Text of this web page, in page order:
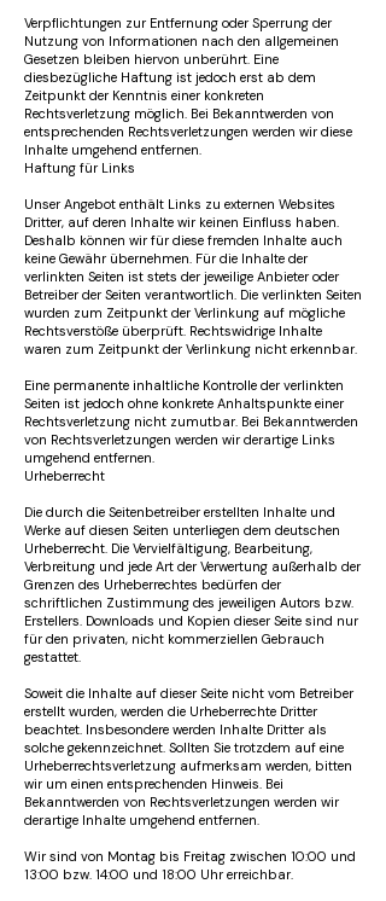
Verpflichtungen zur Entfernung oder Sperrung der
Nutzung von Informationen nach den allgemeinen
Gesetzen bleiben hiervon unberührt. Eine
diesbezügliche Haftung ist jedoch erst ab dem
Zeitpunkt der Kenntnis einer konkreten
Rechtsverletzung möglich. Bei Bekanntwerden von
entsprechenden Rechtsverletzungen werden wir diese
Inhalte umgehend entfernen.
Haftung für Links
Unser Angebot enthält Links zu externen Websites
Dritter, auf deren Inhalte wir keinen Einfluss haben.
Deshalb können wir für diese fremden Inhalte auch
keine Gewähr übernehmen. Für die Inhalte der
verlinkten Seiten ist stets der jeweilige Anbieter oder
Betreiber der Seiten verantwortlich. Die verlinkten Seiten
wurden zum Zeitpunkt der Verlinkung auf mögliche
Rechtsverstöße überprüft. Rechtswidrige Inhalte
waren zum Zeitpunkt der Verlinkung nicht erkennbar.
Eine permanente inhaltliche Kontrolle der verlinkten
Seiten ist jedoch ohne konkrete Anhaltspunkte einer
Rechtsverletzung nicht zumutbar. Bei Bekanntwerden
von Rechtsverletzungen werden wir derartige Links
umgehend entfernen.
Urheberrecht
Die durch die Seitenbetreiber erstellten Inhalte und
Werke auf diesen Seiten unterliegen dem deutschen
Urheberrecht. Die Vervielfältigung, Bearbeitung,
Verbreitung und jede Art der Verwertung außerhalb der
Grenzen des Urheberrechtes bedürfen der
schriftlichen Zustimmung des jeweiligen Autors bzw.
Erstellers. Downloads und Kopien dieser Seite sind nur
für den privaten, nicht kommerziellen Gebrauch
gestattet.
Soweit die Inhalte auf dieser Seite nicht vom Betreiber
erstellt wurden, werden die Urheberrechte Dritter
beachtet. Insbesondere werden Inhalte Dritter als
solche gekennzeichnet. Sollten Sie trotzdem auf eine
Urheberrechtsverletzung aufmerksam werden, bitten
wir um einen entsprechenden Hinweis. Bei
Bekanntwerden von Rechtsverletzungen werden wir
derartige Inhalte umgehend entfernen.
Wir sind von Montag bis Freitag zwischen 10:00 und
13:00 bzw. 14:00 und 18:00 Uhr erreichbar.